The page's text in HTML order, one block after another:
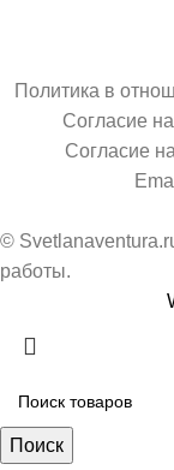
Политика в
Согласие
Согласие
©
работы.
Поиск